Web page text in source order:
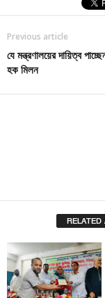
Previous article
যে মন্ত্রণালয়ের দায়িত্ব
হক মিলন
RELATED